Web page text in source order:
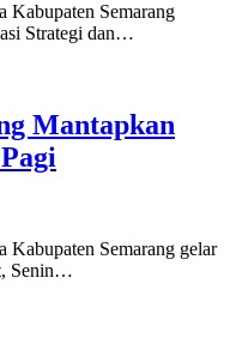
Kabupaten Semarang
Strategi dan…
Mantapkan
Kabupaten Semarang gelar
Senin…